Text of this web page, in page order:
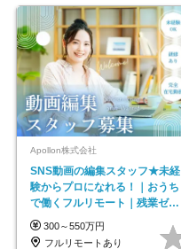
Apollon株式会社
SNS動画の編集スタッフ★未経
験からプロになれる！｜おうち
で働くフルリモート｜残業ゼロ
で18時退勤◎
300～550万円
フルリモートあり